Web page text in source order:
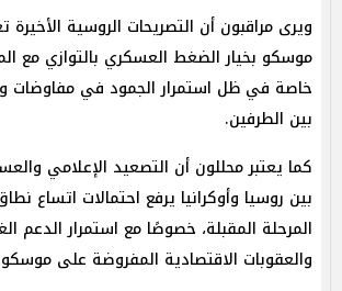
ويرى مراقبون أن التصريحات الروسية
موسكو بخيار الضغط العسكري بالتوازي مع
خاصة في ظل استمرار الجمود في مفاوضات
بين الطرفين.
كما يعتبر محللون أن التصعيد الإعلامي
بين روسيا وأوكرانيا يرفع احتمالات اتساع
المرحلة المقبلة، خصوصًا مع استمرار الدعم
والعقوبات الاقتصادية المفروضة على